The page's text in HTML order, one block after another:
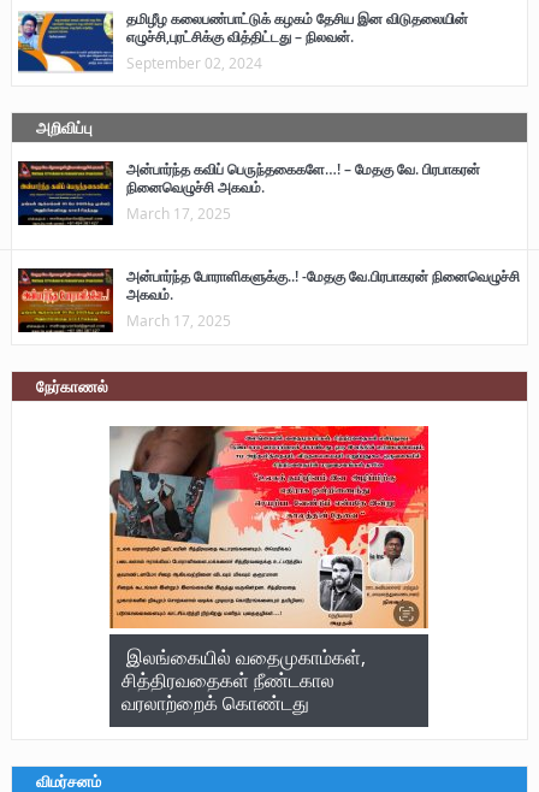
தமிழீழ கலைபண்பாட்டுக் கழகம் தேசிய இன விடுதலையின்
எழுச்சி,புரட்சிக்கு வித்திட்டது – நிலவன்.
September 02, 2024
அறிவிப்பு
அன்பார்ந்த கவிப் பெருந்தகைகளே…! – மேதகு வே. பிரபாகரன்
நினைவெழுச்சி அகவம்.
March 17, 2025
அன்பார்ந்த போராளிகளுக்கு..! -மேதகு வே.பிரபாகரன் நினைவெழுச்சி
அகவம்.
March 17, 2025
நேர்காணல்
இலங்கையில் வதைமுகாம்கள்,
சித்திரவதைகள் நீண்டகால
வரலாற்றைக் கொண்டது
விமர்சனம்